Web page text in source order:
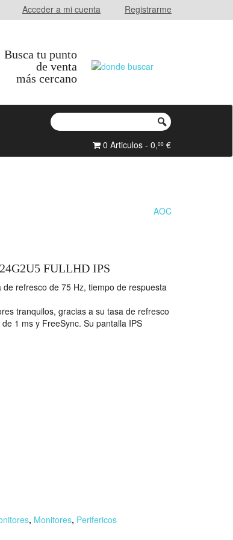
Acceder a mi cuenta Registrarme
Busca tu punto
de venta
más cercano
0 Articulos - 0,00 €
AOC
FULLHD IPS
refresco de 75 Hz, tiempo de respuesta
tranquilos, gracias a su tasa de refresco
1 ms y FreeSync. Su pantalla IPS
, Monitores, Perifericos